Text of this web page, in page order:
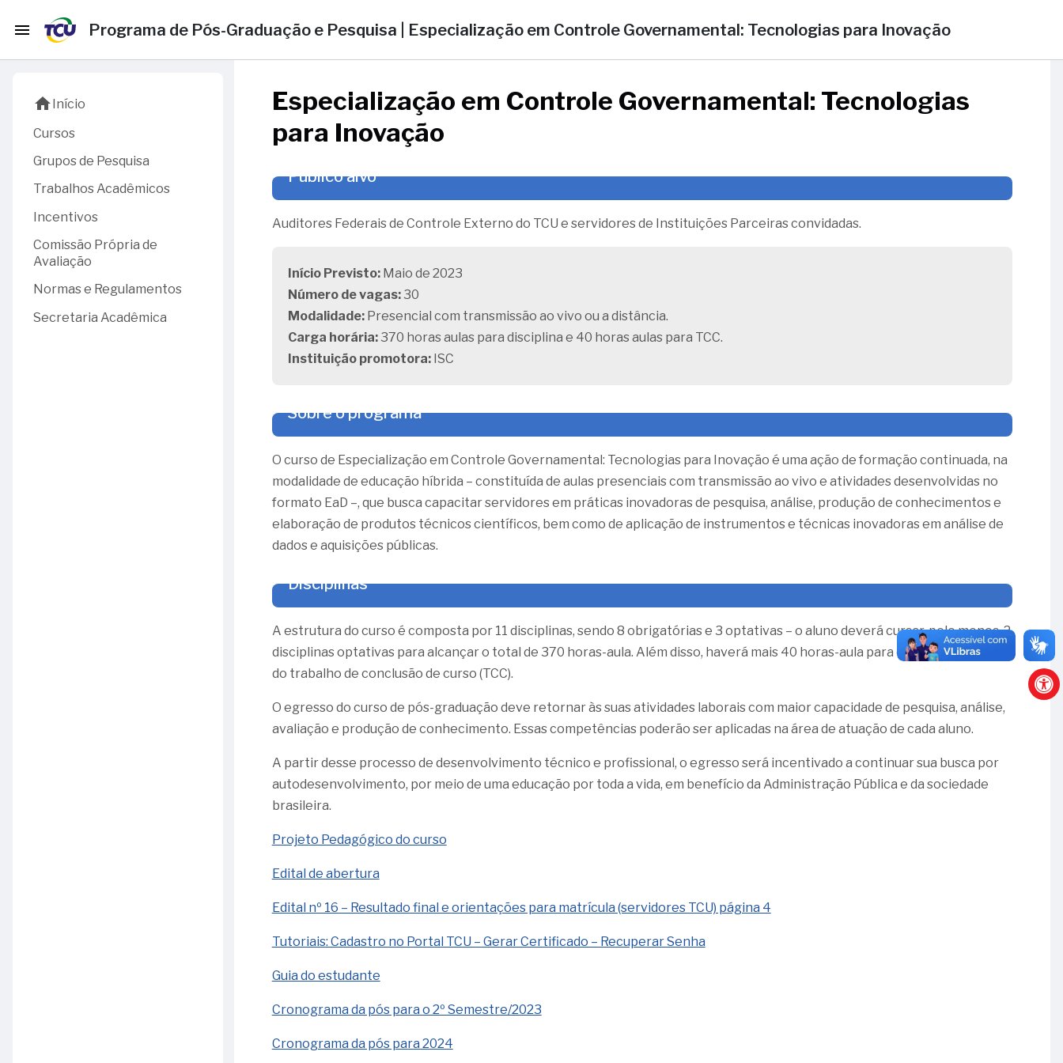
menu Programa de Pós-Graduação e Pesquisa | Especialização em Controle Governamental: Tecnologias para Inovação
homeInício
Cursos
Grupos de Pesquisa
Trabalhos Acadêmicos
Incentivos
Comissão Própria de
Avaliação
Normas e Regulamentos
Secretaria Acadêmica
Especialização em Controle Governamental: Tecnologias
para Inovação
Público alvo
Auditores Federais de Controle Externo do TCU e servidores de Instituições Parceiras convidadas.
Início Previsto:Maio de 2023
Número de vagas:30
Modalidade:Presencial com transmissão ao vivo ou a distância.
Carga horária:370 horas aulas para disciplina e 40 horas aulas para TCC.
Instituição promotora:ISC
Sobre o programa
O curso de Especialização em Controle Governamental: Tecnologias para Inovação é uma ação de formação continuada, na
modalidade de educação híbrida – constituída de aulas presenciais com transmissão ao vivo e atividades desenvolvidas no
formato EaD –, que busca capacitar servidores em práticas inovadoras de pesquisa, análise, produção de conhecimentos e
elaboração de produtos técnicos científicos, bem como de aplicação de instrumentos e técnicas inovadoras em análise de
dados e aquisições públicas.
Disciplinas
A estrutura do curso é composta por 11 disciplinas, sendo 8 obrigatórias e 3 optativas – o aluno deverá cursar, pelo menos, 2
disciplinas optativas para alcançar o total de 370 horas-aula. Além disso, haverá mais 40 horas-aula para o desenvolvimento
do trabalho de conclusão de curso (TCC).
O egresso do curso de pós-graduação deve retornar às suas atividades laborais com maior capacidade de pesquisa, análise,
avaliação e produção de conhecimento. Essas competências poderão ser aplicadas na área de atuação de cada aluno.
A partir desse processo de desenvolvimento técnico e profissional, o egresso será incentivado a continuar sua busca por
autodesenvolvimento, por meio de uma educação por toda a vida, em benefício da Administração Pública e da sociedade
brasileira.
Projeto Pedagógico do curso
Edital de abertura
Edital nº 16 – Resultado final e orientações para matrícula (servidores TCU) página 4
Tutoriais: Cadastro no Portal TCU – Gerar Certificado – Recuperar Senha
Guia do estudante
Cronograma da pós para o 2º Semestre/2023
Cronograma da pós para 2024